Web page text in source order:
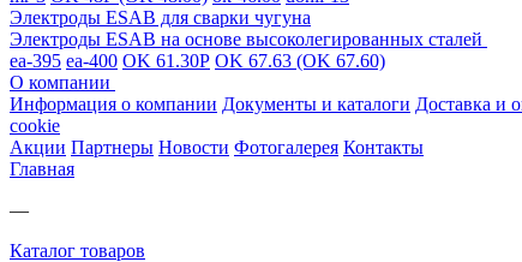
Электроды ESAB для сварки чугуна
Электроды ESAB на основе высоколегированных сталей
ea-395 ea-400 OK 61.30Р OK 67.63 (OK 67.60)
О компании
Информация о компании Документы и каталоги Доставка и
cookie
Акции Партнеры Новости Фотогалерея Контакты
Главная
—
Каталог товаров